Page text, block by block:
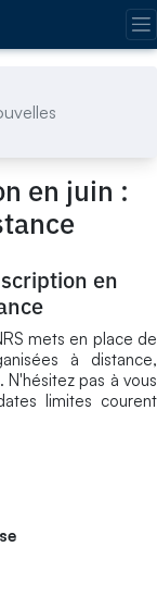
en juin :
en
mets en place de
à distance,
N'hésitez pas à vous
limites courent